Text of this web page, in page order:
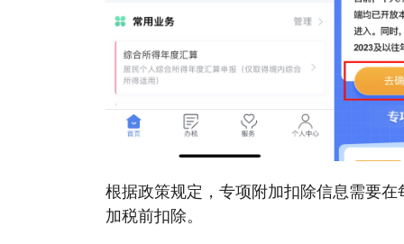
根据政策规定，专项附加扣除信息需要
加税前扣除。